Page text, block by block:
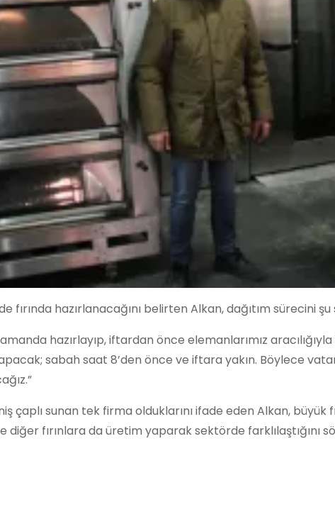
hazırlanacağını belirten Alkan, dağıtım sürecini
hazırlayıp, iftardan önce elemanlarımız aracılığıyla
sabah saat 8’den önce ve iftara yakın. Böylece
sunan tek firma olduklarını ifade eden Alkan, büyük
diğer fırınlara da üretim yaparak sektörde farklılaştığını